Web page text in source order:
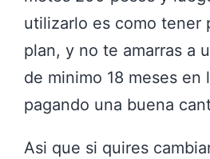
utilizarlo es como tener
plan, y no te amarras a
de minimo 18 meses en
pagando una buena
Asi que si quires